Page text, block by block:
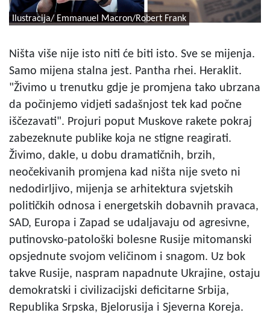
Ilustracija/ Emmanuel Macron/Robert Frank
Ništa više nije isto niti će biti isto. Sve se mijenja.
Samo mijena stalna jest. Pantha rhei. Heraklit.
"Živimo u trenutku gdje je promjena tako ubrzana
da počinjemo vidjeti sadašnjost tek kad počne
iščezavati". Projuri poput Muskove rakete pokraj
zabezeknute publike koja ne stigne reagirati.
Živimo, dakle, u dobu dramatičnih, brzih,
neočekivanih promjena kad ništa nije sveto ni
nedodirljivo, mijenja se arhitektura svjetskih
političkih odnosa i energetskih dobavnih pravaca,
SAD, Europa i Zapad se udaljavaju od agresivne,
putinovsko-patološki bolesne Rusije mitomanski
opsjednute svojom veličinom i snagom. Uz bok
takve Rusije, naspram napadnute Ukrajine, ostaju
demokratski i civilizacijski deficitarne Srbija,
Republika Srpska, Bjelorusija i Sjeverna Koreja.